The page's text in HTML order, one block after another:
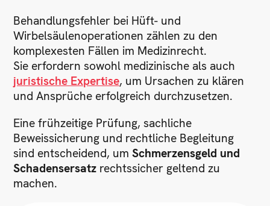
Behandlungsfehler bei Hüft- und
Wirbelsäulenoperationen zählen zu den
komplexesten Fällen im Medizinrecht.
Sie erfordern sowohl medizinische als auch
juristische Expertise, um Ursachen zu klären
und Ansprüche erfolgreich durchzusetzen.
Eine frühzeitige Prüfung, sachliche
Beweissicherung und rechtliche Begleitung
sind entscheidend, umSchmerzensgeld und
Schadensersatz rechtssicher geltend zu
machen.